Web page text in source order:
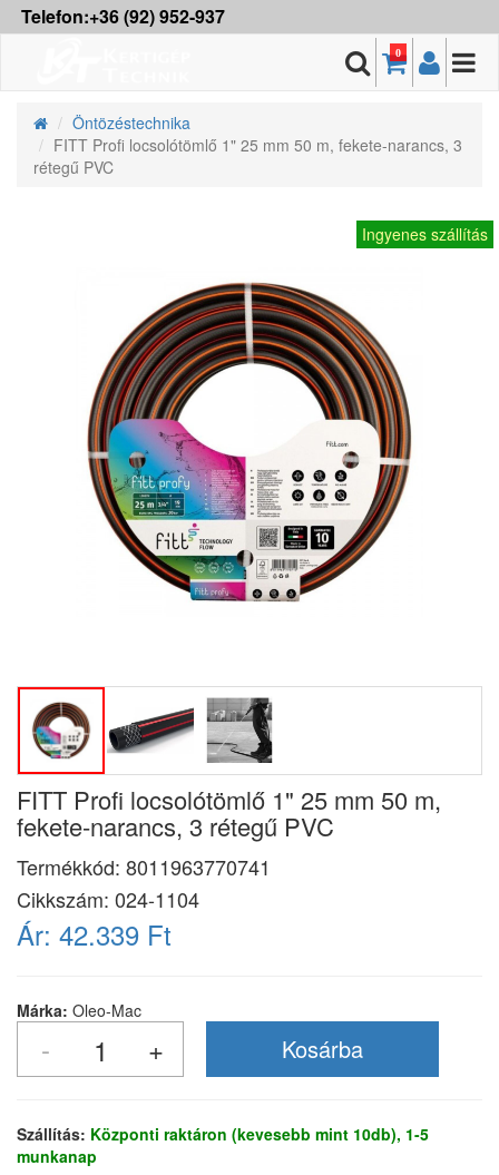
Telefon:+36 (92) 952-937
0
Öntözéstechnika
FITT Profi locsolótömlő 1" 25 mm 50 m, fekete-narancs, 3
rétegű PVC
Ingyenes szállítás
FITT Profi locsolótömlő 1" 25 mm 50 m,
fekete-narancs, 3 rétegű PVC
Termékkód: 8011963770741
Cikkszám: 024-1104
Ár: 42.339 Ft
Márka: Oleo-Mac
Szállítás: Központi raktáron (kevesebb mint 10db), 1-5
munkanap